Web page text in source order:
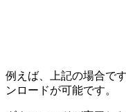
例えば、上記の場合で
ンロードが可能です。